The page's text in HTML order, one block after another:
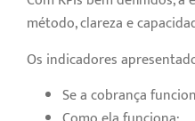
método, clareza e
Os indicadores
Se a cobrança